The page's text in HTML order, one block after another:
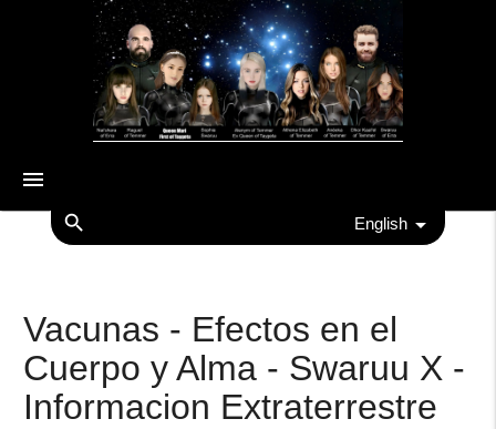
menu
search English
Vacunas - Efectos en el
Cuerpo y Alma - Swaruu X -
Informacion Extraterrestre